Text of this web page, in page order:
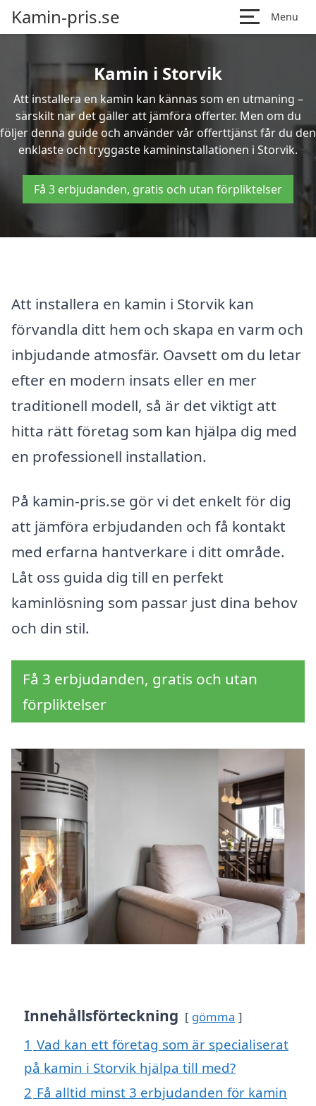
Kamin-pris.se Menu
Kamin i Storvik
Att installera en kamin kan kännas som en utmaning –
särskilt när det gäller att jämföra offerter. Men om du
följer denna guide och använder vår offerttjänst får du den
enklaste och tryggaste kamininstallationen i Storvik.
Få 3 erbjudanden, gratis och utan förpliktelser
Att installera en kamin i Storvik kan
förvandla ditt hem och skapa en varm och
inbjudande atmosfär. Oavsett om du letar
efter en modern insats eller en mer
traditionell modell, så är det viktigt att
hitta rätt företag som kan hjälpa dig med
en professionell installation.
På kamin-pris.se gör vi det enkelt för dig
att jämföra erbjudanden och få kontakt
med erfarna hantverkare i ditt område.
Låt oss guida dig till en perfekt
kaminlösning som passar just dina behov
och din stil.
Få 3 erbjudanden, gratis och utan
förpliktelser
Innehållsförteckning gömma
1 Vad kan ett företag som är specialiserat
på kamin i Storvik hjälpa till med?
2 Få alltid minst 3 erbjudanden för kamin